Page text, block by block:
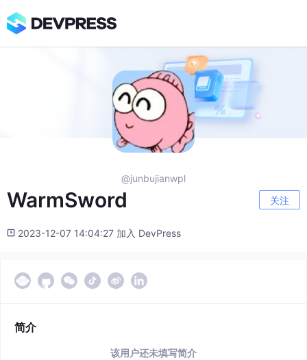
@junbujianwpl
WarmSword 关注
2023-12-07 14:04:27 加入 DevPress
简介
该用户还未填写简介